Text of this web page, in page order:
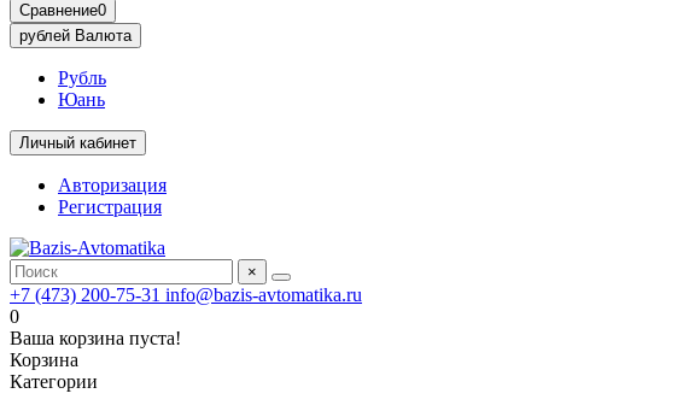
Сравнение0
рублей Валюта
Рубль
Юань
Личный кабинет
Авторизация
Регистрация
×
+7 (473) 200-75-31 info@bazis-avtomatika.ru
0
Ваша корзина пуста!
Корзина
Категории